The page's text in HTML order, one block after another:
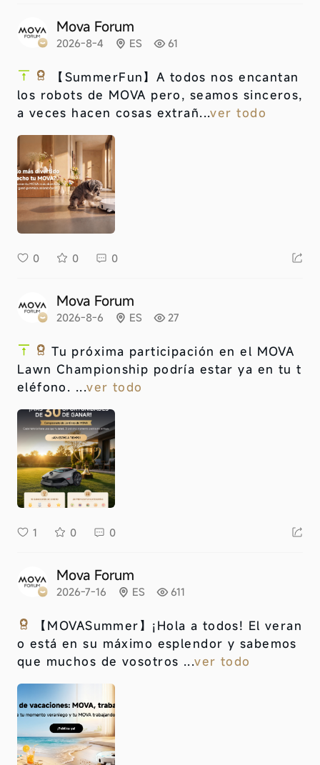
Mova Forum
2026-8-4 ES 61
【SummerFun】 A todos nos encantan
los robots de MOVA pero, seamos sinceros,
a veces hacen cosas extrañ...ver todo
0 0 0
Mova Forum
2026-8-6 ES 27
Tu próxima participación en el MOVA
Lawn Championship podría estar ya en tu t
eléfono. ...ver todo
1 0 0
Mova Forum
2026-7-16 ES 611
【MOVASummer】 ¡Hola a todos! El veran
o está en su máximo esplendor y sabemos
que muchos de vosotros ...ver todo